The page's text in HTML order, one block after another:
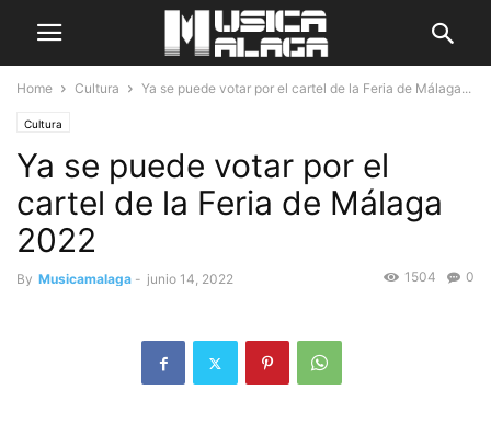
Home Cultura Ya se puede votar por el cartel de la Feria de Málaga...
Cultura
Ya se puede votar por el
cartel de la Feria de Málaga
2022
By Musicamalaga - junio 14, 2022 0
1504